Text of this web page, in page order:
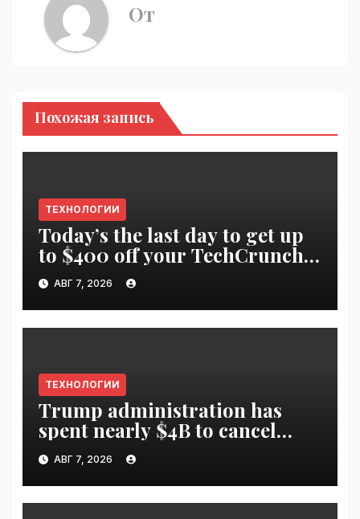
От
Похожая запись
ТЕХНОЛОГИИ
Today’s the last day to get up
to $400 off your TechCrunch
Disrupt 2026 ticket |
VseTime.ru
АВГ 7, 2026
ТЕХНОЛОГИИ
Trump administration has
spent nearly $4B to cancel
offshore wind farms |
VseTime.ru
АВГ 7, 2026